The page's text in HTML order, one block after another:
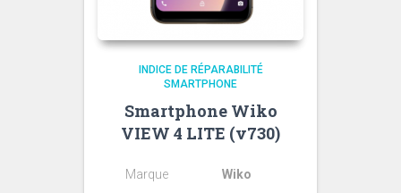
INDICE DE RÉPARABILITÉ
SMARTPHONE
Smartphone Wiko
VIEW 4 LITE (v730)
Marque Wiko